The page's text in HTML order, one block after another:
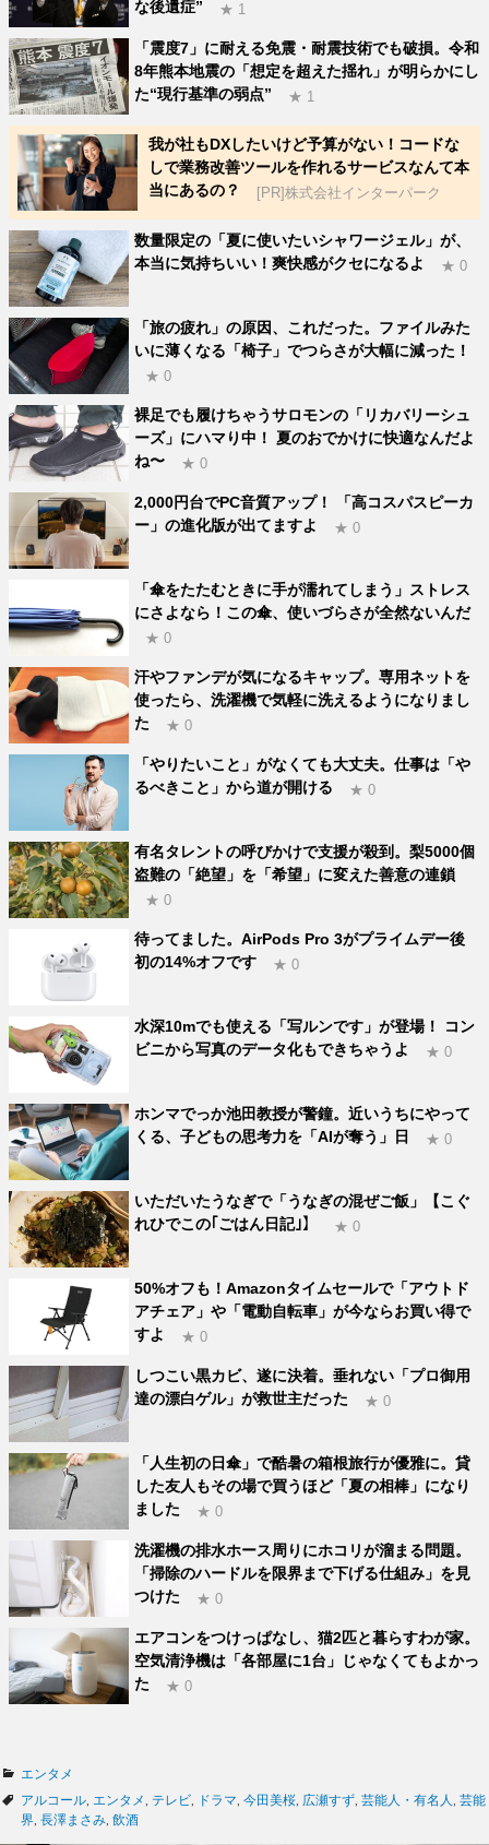
な後遺症”
★ 1
「震度7」に耐える免震・耐震技術でも破損。令和
8年熊本地震の「想定を超えた揺れ」が明らかにし
た“現行基準の弱点”
★ 1
我が社もDXしたいけど予算がない！コードな
しで業務改善ツールを作れるサービスなんて本
当にあるの？
[PR]株式会社インターパーク
数量限定の「夏に使いたいシャワージェル」が、
本当に気持ちいい！爽快感がクセになるよ
★ 0
「旅の疲れ」の原因、これだった。ファイルみた
いに薄くなる「椅子」でつらさが大幅に減った！
★ 0
裸足でも履けちゃうサロモンの「リカバリーシュ
ーズ」にハマり中！ 夏のおでかけに快適なんだよ
ね〜
★ 0
2,000円台でPC音質アップ！ 「高コスパスピーカ
ー」の進化版が出てますよ
★ 0
「傘をたたむときに手が濡れてしまう」ストレス
にさよなら！この傘、使いづらさが全然ないんだ
★ 0
汗やファンデが気になるキャップ。専用ネットを
使ったら、洗濯機で気軽に洗えるようになりまし
た
★ 0
「やりたいこと」がなくても大丈夫。仕事は「や
るべきこと」から道が開ける
★ 0
有名タレントの呼びかけで支援が殺到。梨5000個
盗難の「絶望」を「希望」に変えた善意の連鎖
★ 0
待ってました。AirPods Pro 3がプライムデー後
初の14%オフです
★ 0
水深10mでも使える「写ルンです」が登場！ コン
ビニから写真のデータ化もできちゃうよ
★ 0
ホンマでっか池田教授が警鐘。近いうちにやって
くる、子どもの思考力を「AIが奪う」日
★ 0
いただいたうなぎで「うなぎの混ぜご飯」【こぐ
れひでこの｢ごはん日記｣】
★ 0
50%オフも！Amazonタイムセールで「アウトド
アチェア」や「電動自転車」が今ならお買い得で
すよ
★ 0
しつこい黒カビ、遂に決着。垂れない「プロ御用
達の漂白ゲル」が救世主だった
★ 0
「人生初の日傘」で酷暑の箱根旅行が優雅に。貸
した友人もその場で買うほど「夏の相棒」になり
ました
★ 0
洗濯機の排水ホース周りにホコリが溜まる問題。
「掃除のハードルを限界まで下げる仕組み」を見
つけた
★ 0
エアコンをつけっぱなし、猫2匹と暮らすわが家。
空気清浄機は「各部屋に1台」じゃなくてもよかっ
た
★ 0
カ
テ
ゴ
エンタメ
タ
グ
アルコール エンタメ テレビ ドラマ 今田美桜 広瀬すず 芸能人・有名人
芸能
界 長澤まさみ 飲酒